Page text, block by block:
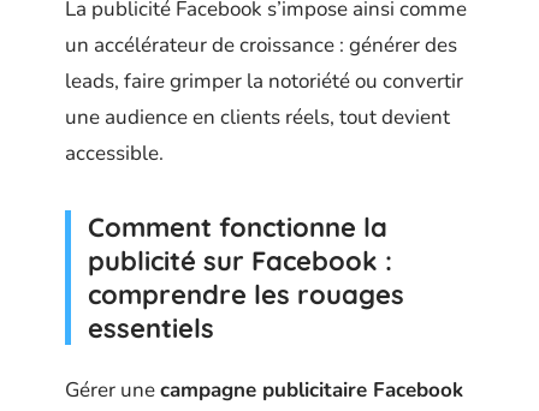
La publicité Facebook s’impose ainsi comme
un accélérateur de croissance : générer des
leads, faire grimper la notoriété ou convertir
une audience en clients réels, tout devient
accessible.
Comment fonctionne la
publicité sur Facebook :
comprendre les rouages
essentiels
Gérer unecampagne publicitaire Facebook